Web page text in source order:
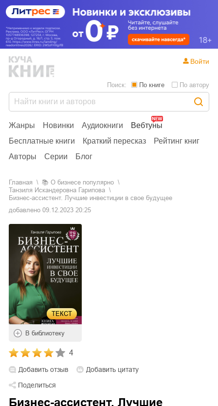
Жанры Новинки Аудиокниги
Вебтуны
Бесплатные книги
Краткий пересказ
Рейтинг книг
Авторы
Серии Блог
Поиск: По книге По автору
Войти
Главная 📚
о бизнесе популярно
Танзиля Искандеровна Гарипова
Бизнес-ассистент. Лучшие инвестиции в свое будущее
добавлено 09.12.2023 20:25
ТЕКСТ
В библиотеку
4
Добавить отзыв
Добавить цитату
Поделиться
Бизнес-ассистент. Лучшие